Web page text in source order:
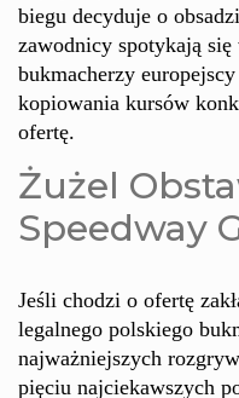
biegu decyduje o
zawodnicy spotykają
bukmacherzy
kopiowania kursów
ofertę.
Żużel
Speedway
Jeśli chodzi o ofertę
legalnego polskiego
najważniejszych
pięciu najciekawszych